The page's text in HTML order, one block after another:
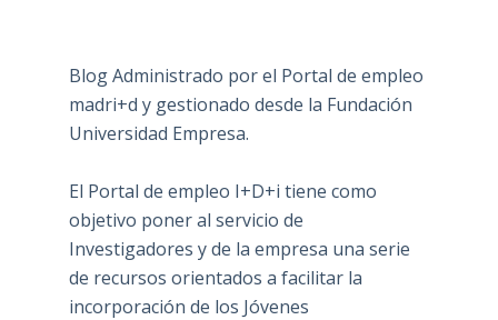
Blog Administrado por el Portal de empleo
madri+d y gestionado desde la Fundación
Universidad Empresa.
El Portal de empleo I+D+i tiene como
objetivo poner al servicio de
Investigadores y de la empresa una serie
de recursos orientados a facilitar la
incorporación de los Jóvenes